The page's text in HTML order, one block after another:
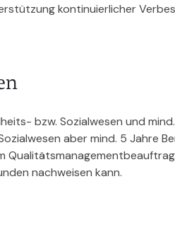
kontinuierlicher
bzw. Sozialwesen und
aber mind. 5 Jahre
nachweisen kann.